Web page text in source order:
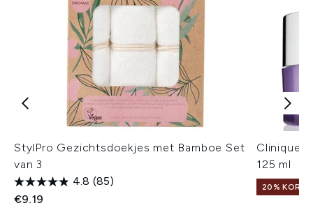
StylPro Gezichtsdoekjes met Bamboe Set
van 3
4.8 (85)
€9,19
Clinique
125 ml
20%